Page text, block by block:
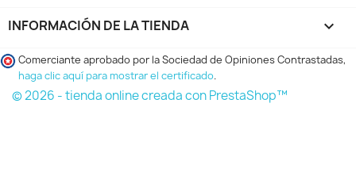
INFORMACIÓN DE LA TIENDA keyboard_arrow_down
Comerciante aprobado por la Sociedad de Opiniones Contrastadas,
haga clic aquí para mostrar el certificado.
© 2026 - tienda online creada con PrestaShop™